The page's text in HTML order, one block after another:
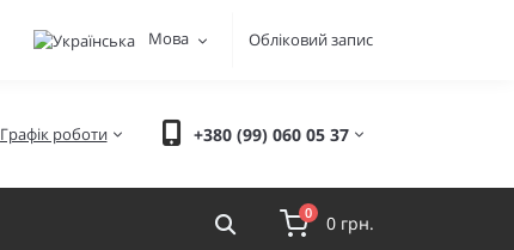
Мова Обліковий запис
Графік роботи +380 (99) 060 05 37
0 0 грн.